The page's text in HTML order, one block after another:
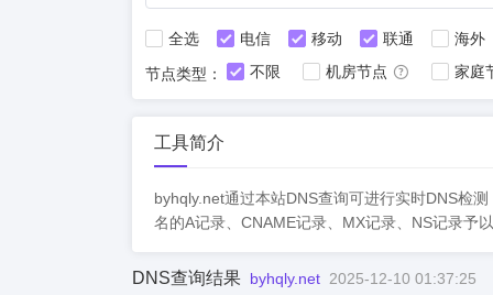
全选 电信 移动 联通
海外
节点类型：
不限 机房节点 家庭
工具简介
byhqly.net通过本站DNS查询可进行实时DNS检
名的A记录、CNAME记录、MX记录、NS记录予
DNS查询结果 byhqly.net 2025-12-10 01:37:25